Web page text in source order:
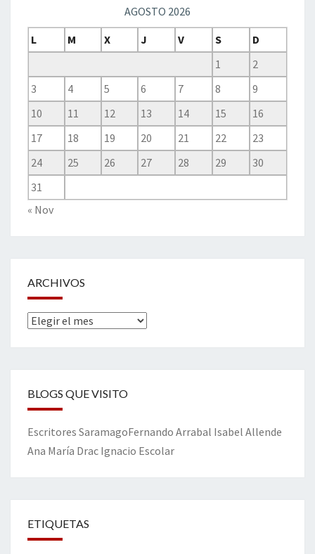
AGOSTO 2026
L
M X J V S
D
1
2
3
4 5 6 7 8
9
10
11 12 13 14 15
16
17
18 19 20 21 22
23
24
25 26 27 28 29
30
31
« Nov
ARCHIVOS
Archivos
BLOGS QUE VISITO
Escritores SaramagoFernando Arrabal Isabel Allende
Ana María Drac Ignacio Escolar
ETIQUETAS